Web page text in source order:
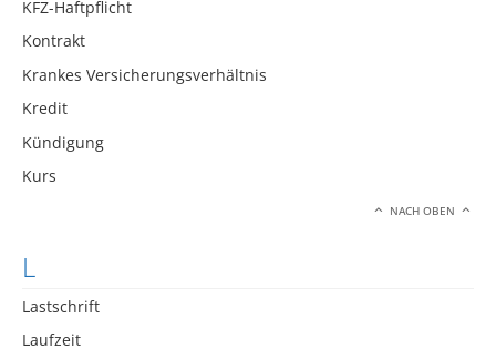
KFZ-Haftpflicht
Kontrakt
Krankes Versicherungsverhältnis
Kredit
Kündigung
Kurs
NACH OBEN
L
Lastschrift
Laufzeit